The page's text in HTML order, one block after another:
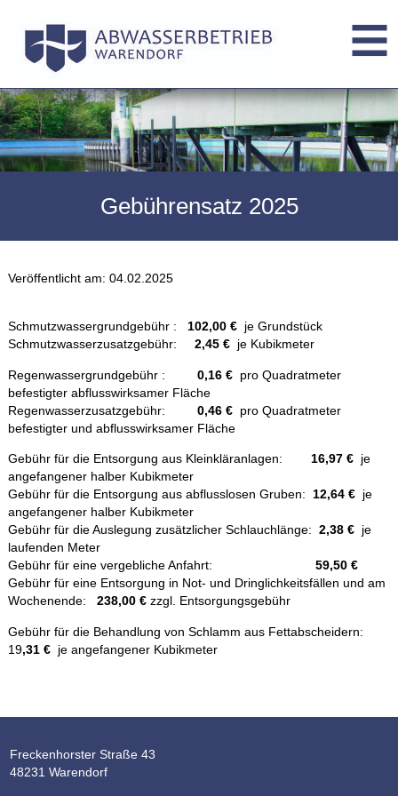
Gebührensatz 2025
Veröffentlicht am: 04.02.2025
Schmutzwassergrundgebühr : 102,00 €je Grundstück
Schmutzwasserzusatzgebühr: 2,45 €je Kubikmeter
Regenwassergrundgebühr : 0,16 €pro Quadratmeter
befestigter abflusswirksamer Fläche
Regenwasserzusatzgebühr: 0,46 €pro Quadratmeter
befestigter und abflusswirksamer Fläche
Gebühr für die Entsorgung aus Kleinkläranlagen: 16,97 €je
angefangener halber Kubikmeter
Gebühr für die Entsorgung aus abflusslosen Gruben: 12,64 €je
angefangener halber Kubikmeter
Gebühr für die Auslegung zusätzlicher Schlauchlänge: 2,38 € je
laufenden Meter
Gebühr für eine vergebliche Anfahrt: 59,50 €
Gebühr für eine Entsorgung in Not- und Dringlichkeitsfällen und am
Wochenende: 238,00 €zzgl. Entsorgungsgebühr
Gebühr für die Behandlung von Schlamm aus Fettabscheidern:
19,31 €je angefangener Kubikmeter
Freckenhorster Straße 43
48231 Warendorf